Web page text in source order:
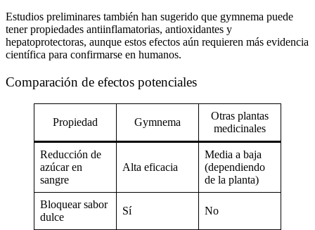
Estudios preliminares también han sugerido que gymnema puede
tener propiedades antiinflamatorias, antioxidantes y
hepatoprotectoras, aunque estos efectos aún requieren más evidencia
científica para confirmarse en humanos.
Comparación de efectos potenciales
Propiedad Gymnema
Otras plantas
medicinales
Reducción de
azúcar en
sangre
Alta eficacia
Media a baja
(dependiendo
de la planta)
Bloquear sabor
dulce
Sí No